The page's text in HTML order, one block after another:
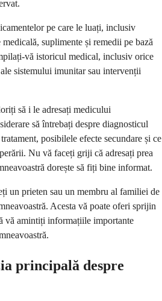
pe care le luați, inclusiv
suplimente și remedii pe bază
vă istoricul medical, inclusiv orice
sistemului imunitar sau intervenții
să i le adresați medicului
să întrebați despre diagnosticul
posibilele efecte secundare și ce
Nu vă faceți griji că adresați prea
dorește să fiți bine informat.
un prieten sau un membru al familiei de
Acesta vă poate oferi sprijin
vă amintiți informațiile importante
principală despre